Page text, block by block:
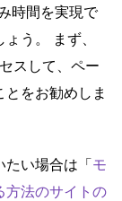
時間を実現で
う。 まず、
スして、ペー
をお勧めしま
い場合は「 モ
方法のサイトの